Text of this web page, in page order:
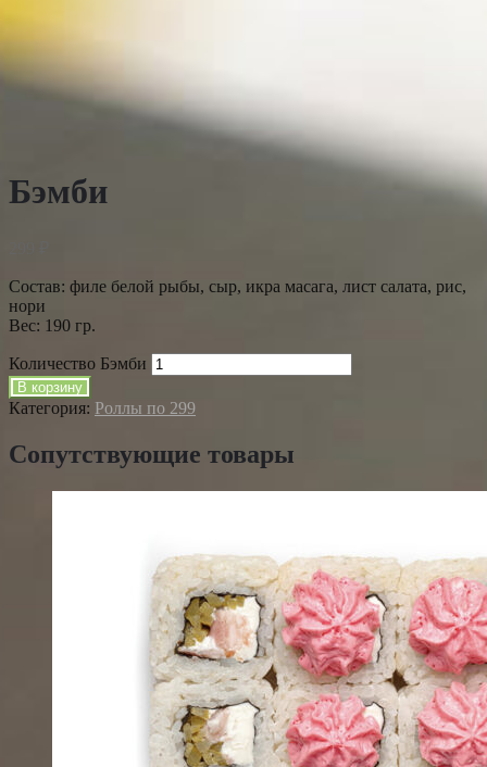
Бэмби
Состав: филе белой рыбы, сыр, икра масага, лист салата, рис,
нори
Вес: 190 гр.
Количество Бэмби
В корзину
Категория: Роллы по 299
Сопутствующие товары